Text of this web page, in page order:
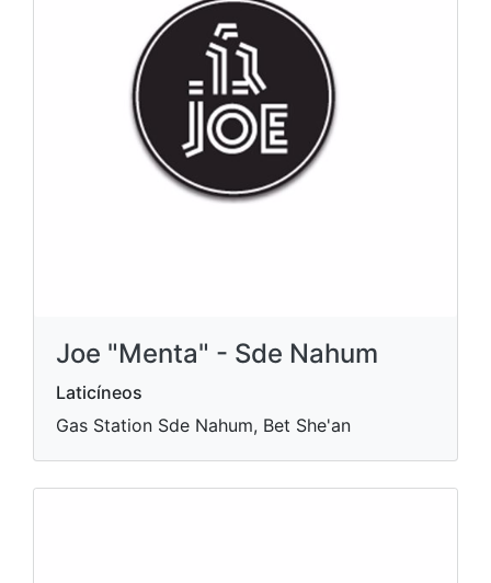
Joe "Menta" - Sde Nahum
Laticíneos
Gas Station Sde Nahum, Bet She'an